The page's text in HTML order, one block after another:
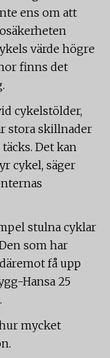
ens om att
värde högre
finns det
cykelstölder,
stora skillnader
Det kan
cykel, säger
stulna cyklar
som har
få upp
Hansa 25
mycket